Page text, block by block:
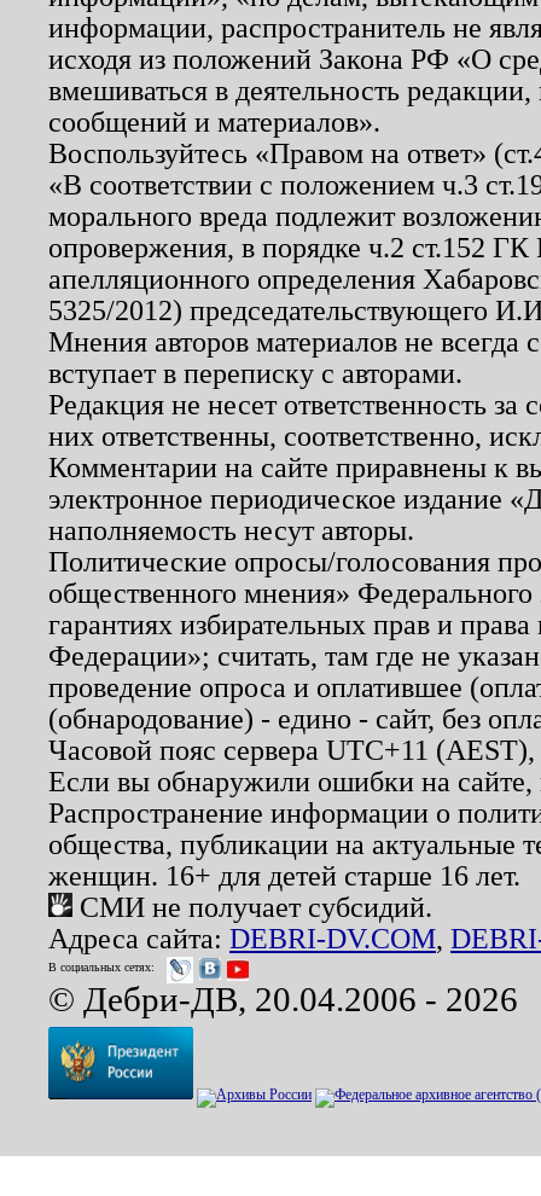
информации, распространитель не
исходя из положений Закона РФ «О
вмешиваться в деятельность
сообщений и материалов».
Воспользуйтесь «Правом на ответ»
«В соответствии с положением ч.3
морального вреда подлежит
опровержения, в порядке ч.2 ст.152
апелляционного определения
5325/2012) председательствующего
Мнения авторов материалов не
вступает в переписку с авторами.
Редакция не несет ответственность
них ответственны, соответственно,
Комментарии на сайте приравнены к
электронное периодическое издание
наполняемость несут авторы.
Политические опросы/голосования
общественного мнения»
гарантиях избирательных прав и
Федерации»; считать, там где не
проведение опроса и оплатившее
(обнародование) - едино - сайт, без
Часовой пояс сервера UTC+11
Если вы обнаружили ошибки на
Распространение информации о
общества, публикации на актуальные
женщин. 16+ для детей старше 16 лет.
СМИ не получает субсидий.
Адреса сайта: DEBRI-DV.COM,
В социальных сетях:
© Дебри-ДВ, 20.04.2006 - 2026